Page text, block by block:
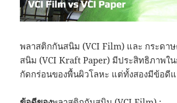
พลาสติกกันสนิม (VCI Film) และ กระดา
สนิม (VCI Kraft Paper) มีประสิทธิภาพใ
กัดกร่อนของพื้นผิวโลหะ แต่ทั้งสองมีข้อดีแ